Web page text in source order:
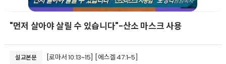
"먼저 살아야 살릴 수 있습니다"-산소 마스크 사용
설교본문 [로마서 10:13~15] [에스겔 47:1~5]